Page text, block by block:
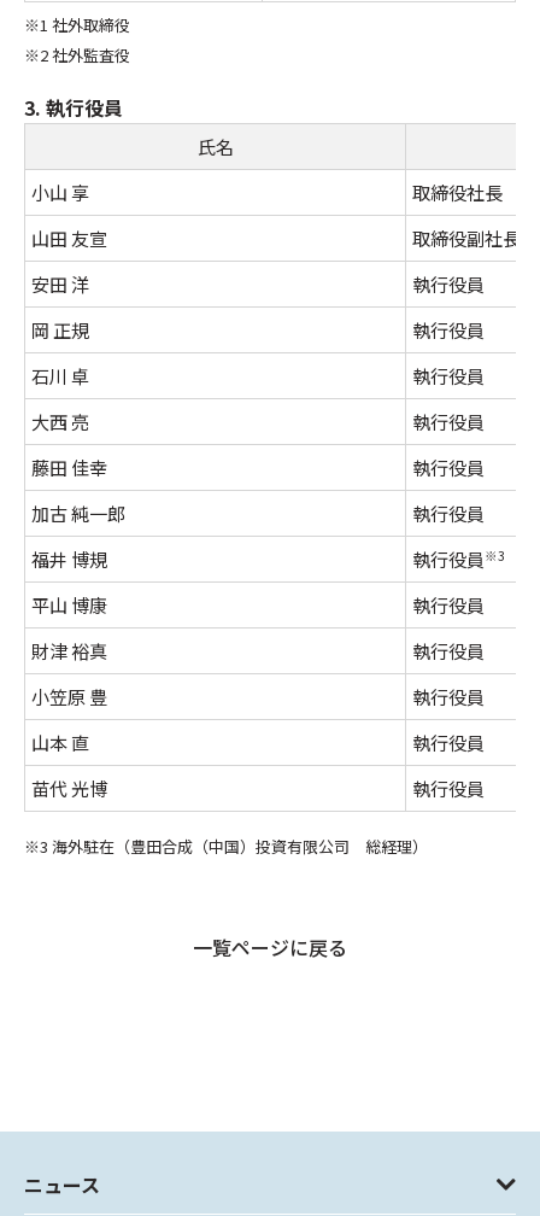
※1 社外取締役
※2 社外監査役
3. 執行役員
氏名
小山 享
取締役社長
山田 友宣
取締役副社長
安田 洋
執行役員
岡 正規
執行役員
石川 卓
執行役員
大西 亮
執行役員
藤田 佳幸
執行役員
加古 純一郎
執行役員
福井 博規
執行役員 ※3
平山 博康
執行役員
財津 裕真
執行役員
小笠原 豊
執行役員
山本 直
執行役員
苗代 光博
執行役員
※3 海外駐在（豊田合成（中国）投資有限公司 総経理）
一覧ページに戻る
ニュース